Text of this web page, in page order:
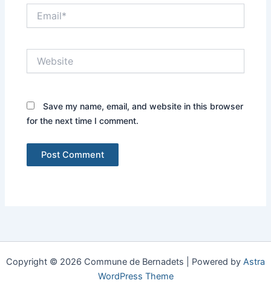
Save my name, email, and website in this browser
for the next time I comment.
Copyright © 2026 Commune de Bernadets | Powered by Astra
WordPress Theme